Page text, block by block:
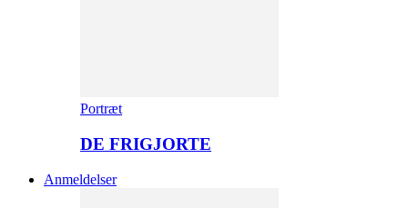
Portræt
DE FRIGJORTE
Anmeldelser